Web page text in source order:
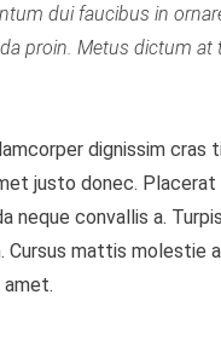
dui faucibus in
proin. Metus dictum at
dignissim cras
justo donec.
neque convallis a.
mattis molestie